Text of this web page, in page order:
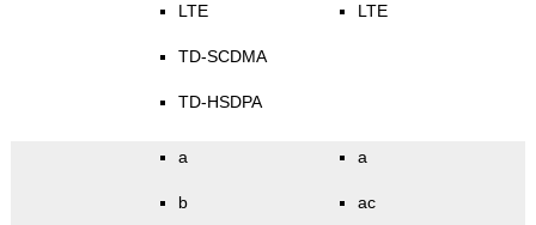
LTE
TD-SCDMA
TD-HSDPA
LTE
a
b
a
ac